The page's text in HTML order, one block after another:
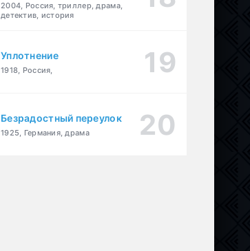
2004, Россия, триллер, драма,
детектив, история
Уплотнение
1918, Россия,
Безрадостный переулок
1925, Германия, драма